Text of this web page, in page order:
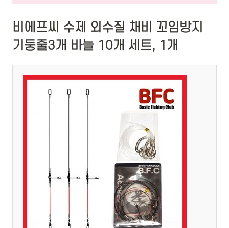
비에프씨 수제 외수질 채비 꼬임방지
기둥줄3개 바늘 10개 세트, 1개